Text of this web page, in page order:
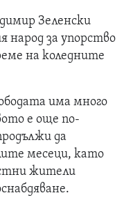
Зеленски
народ за упорство
на коледните
има много
е още по-
да
месеци, като
жители